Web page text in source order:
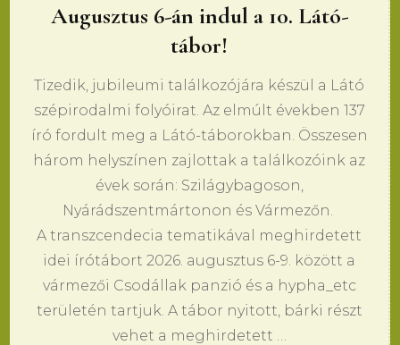
Augusztus 6-án indul a 10. Látó-
tábor!
Tizedik, jubileumi találkozójára készül a Látó
szépirodalmi folyóirat. Az elmúlt években 137
író fordult meg a Látó-táborokban. Összesen
három helyszínen zajlottak a találkozóink az
évek során: Szilágybagoson,
Nyárádszentmártonon és Vármezőn.
A transzcendecia tematikával meghirdetett
idei írótábort 2026. augusztus 6-9. között a
vármezői Csodállak panzió és a hypha_etc
területén tartjuk. A tábor nyitott, bárki részt
vehet a meghirdetett …